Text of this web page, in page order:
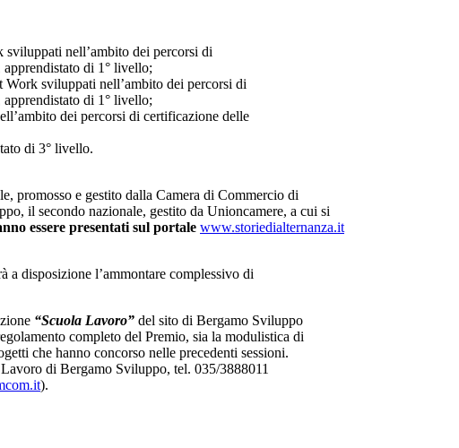
nell’ambito dei percorsi di
apprendistato di 1° livello;
sviluppati nell’ambito dei percorsi di
apprendistato di 1° livello;
dei percorsi di certificazione delle
di 3° livello.
promosso e gestito dalla Camera di Commercio di
il secondo nazionale, gestito da Unioncamere, a cui si
essere presentati sul portale www.storiedialternanza.it
disposizione l’ammontare complessivo di
“Scuola Lavoro” del sito di Bergamo Sviluppo
completo del Premio, sia la modulistica di
che hanno concorso nelle precedenti sessioni.
di Bergamo Sviluppo, tel. 035/3888011
).